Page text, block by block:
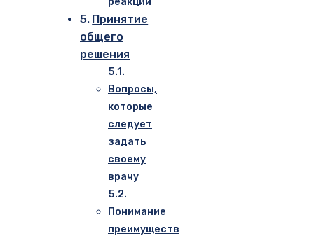
Принятие
общего
решения
Вопросы,
которые
следует
задать
своему
врачу
Понимание
преимуществ